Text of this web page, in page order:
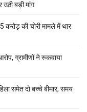
बड़ी मांग
की चोरी मामले में थार
ग्रामीणों ने रुकवाया
समेत दो बच्चे बीमार, समय